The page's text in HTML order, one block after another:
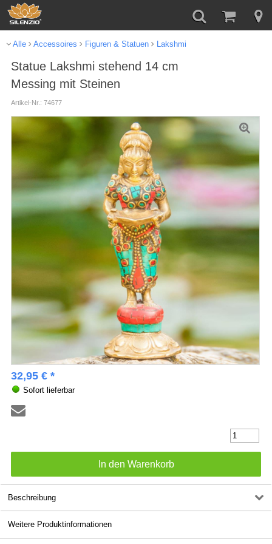
Alle Accessoires Figuren & Statuen Lakshmi
Statue Lakshmi stehend 14 cm
Messing mit Steinen
Artikel-Nr.: 74677
32,95 € *
Sofort lieferbar
Beschreibung
Weitere Produktinformationen